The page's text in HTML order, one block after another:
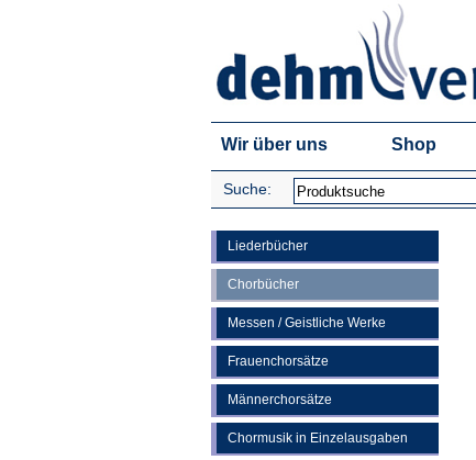
Wir über uns Shop
Suche:
Liederbücher
Chorbücher
Messen / Geistliche Werke
Frauenchorsätze
Männerchorsätze
Chormusik in Einzelausgaben